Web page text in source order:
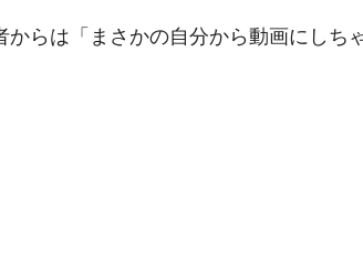
からは「まさかの自分から動画にしち